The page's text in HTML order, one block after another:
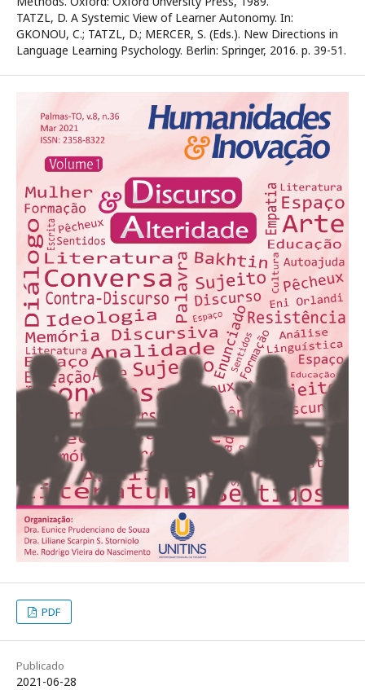
TATZL, D. A Systemic View of Learner Autonomy. In:
GKONOU, C.; TATZL, D.; MERCER, S. (Eds.). New Directions in
Language Learning Psychology. Berlin: Springer, 2016. p. 39-51.
PDF
Publicado
2021-06-28